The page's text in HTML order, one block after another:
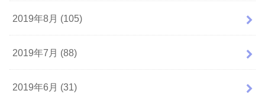
2019年8月 (105)
2019年7月 (88)
2019年6月 (31)